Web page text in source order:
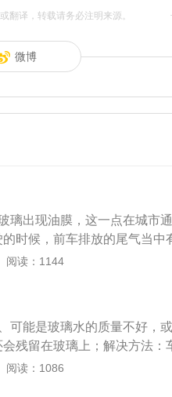
翻译，转载请务必注明来源。
微博
璃出现油膜，这一点在城市
时候，前车排放的尾气当中
上就会形成油膜；有的停车
、雨刮器硬化，导致雨刮器刮
雨刮器；3、雨刷杆角度问
模糊；解决方法：用扳手夹
雨刮器的橡胶老化，导致雨
雨刮片和挡风玻璃之间夹杂异
阅读：1144
可能是玻璃水的质量不好，
残留在玻璃上；解决方法：
器的刮片老化，导致雨刮器不
阅读：1086